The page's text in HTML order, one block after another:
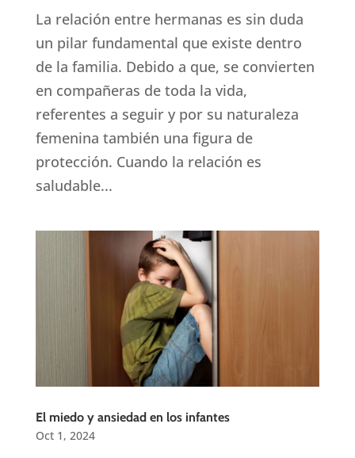
La relación entre hermanas es sin duda
un pilar fundamental que existe dentro
de la familia. Debido a que, se convierten
en compañeras de toda la vida,
referentes a seguir y por su naturaleza
femenina también una figura de
protección. Cuando la relación es
saludable...
El miedo y ansiedad en los infantes
Oct 1, 2024